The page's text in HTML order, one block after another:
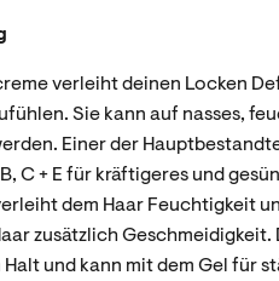
verleiht deinen Locken
Sie kann auf nasses,
Einer der
C + E für kräftigeres und
dem Haar Feuchtigkeit
zusätzlich
und kann mit dem Gel für